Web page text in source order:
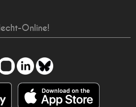
Online!